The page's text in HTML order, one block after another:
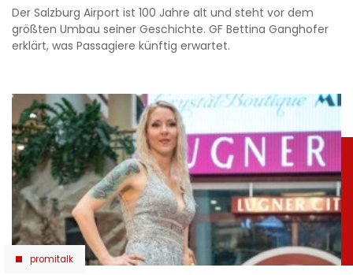
Der Salzburg Airport ist 100 Jahre alt und steht vor dem
größten Umbau seiner Geschichte. GF Bettina Ganghofer
erklärt, was Passagiere künftig erwartet.
promitalk